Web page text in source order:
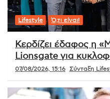
Lifestyle Ό,τι είναι!
Κερδίζει έδαφος η
Lionsgate για
07/08/2026, 15:16 Σύνταξη